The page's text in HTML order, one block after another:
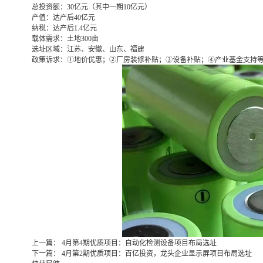
总投资额： 30亿元（其中一期10亿元）
产值： 达产后40亿元
纳税： 达产后1.4亿元
载体需求： 土地300亩
选址区域： 江苏、安徽、山东、福建
政策诉求： ①地价优惠；②厂房装修补贴；③设备补贴；④产业基金支持
上一篇： 4月第4期优质项目：自动化检测设备项目布局选址
下一篇： 4月第2期优质项目：百亿投资，龙头企业显示屏项目布局选址